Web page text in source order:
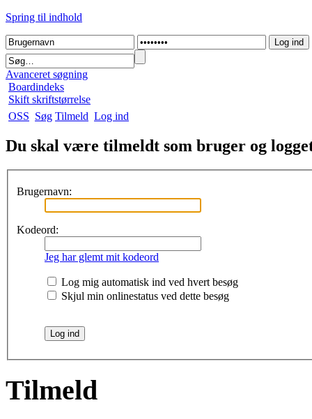
Spring til indhold
Avanceret søgning
Boardindeks
Skift skriftstørrelse
OSS Søg Tilmeld Log ind
Du skal være tilmeldt som bruger og
Brugernavn:
Kodeord:
Jeg har glemt mit kodeord
Log mig automatisk ind ved hvert besøg
Skjul min onlinestatus ved dette besøg
Tilmeld